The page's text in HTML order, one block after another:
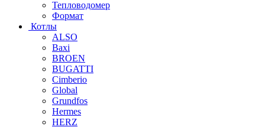
Тепловодомер
Формат
Котлы
ALSO
Baxi
BROEN
BUGATTI
Cimberio
Global
Grundfos
Hermes
HERZ